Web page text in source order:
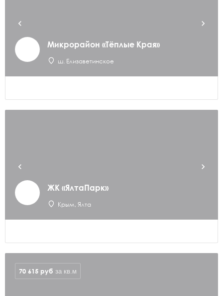
Микрорайон «Тёплые Края»
ш. Елизаветинское
ЖК «ЯлтаПарк»
Крым, Ялта
70 615 руб за кв.м